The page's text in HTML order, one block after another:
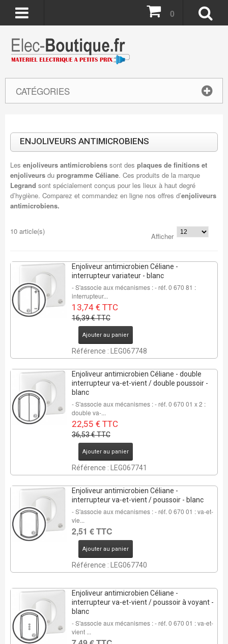
CATÉGORIES
0
ENJOLIVEURS ANTIMICROBIENS
Les enjoliveurs antimicrobienssont des plaques de finitions et
enjoliveursduprogramme Céliane. Ces produits de la marque
Legrand sont spécialement conçus pour les lieux à haut degré
d’hygiène. Comparez et commandez en ligne nos offres d’enjoliveurs
antimicrobiens.
10 article(s)
Afficher
Enjoliveur antimicrobien Céliane -
interrupteur variateur - blanc
- S'associe aux mécanismes : - réf. 0 670 81 :
interrupteur...
13,74 € TTC
16,39 € TTC
Ajouter au panier
Référence : LEG067748
Enjoliveur antimicrobien Céliane - double
interrupteur va-et-vient / double poussoir -
blanc
- S'associe aux mécanismes : - réf. 0 670 01 x 2 :
double va-...
22,55 € TTC
36,53 € TTC
Ajouter au panier
Référence : LEG067741
Enjoliveur antimicrobien Céliane -
interrupteur va-et-vient / poussoir - blanc
- S'associe aux mécanismes : - réf. 0 670 01 : va-et-
vie...
2,51 € TTC
Ajouter au panier
Référence : LEG067740
Enjoliveur antimicrobien Céliane -
interrupteur va-et-vient / poussoir à voyant -
blanc
- S'associe aux mécanismes : - réf. 0 670 01 : va-et-
vient ...